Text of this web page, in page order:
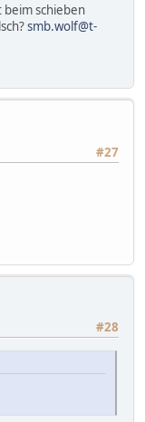
schieben
smb.wolf@t-
#27
#28